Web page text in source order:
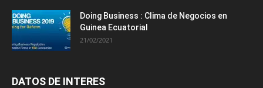
Doing Business : Clima de Negocios en
Guinea Ecuatorial
21/02/2021
DATOS DE INTERES